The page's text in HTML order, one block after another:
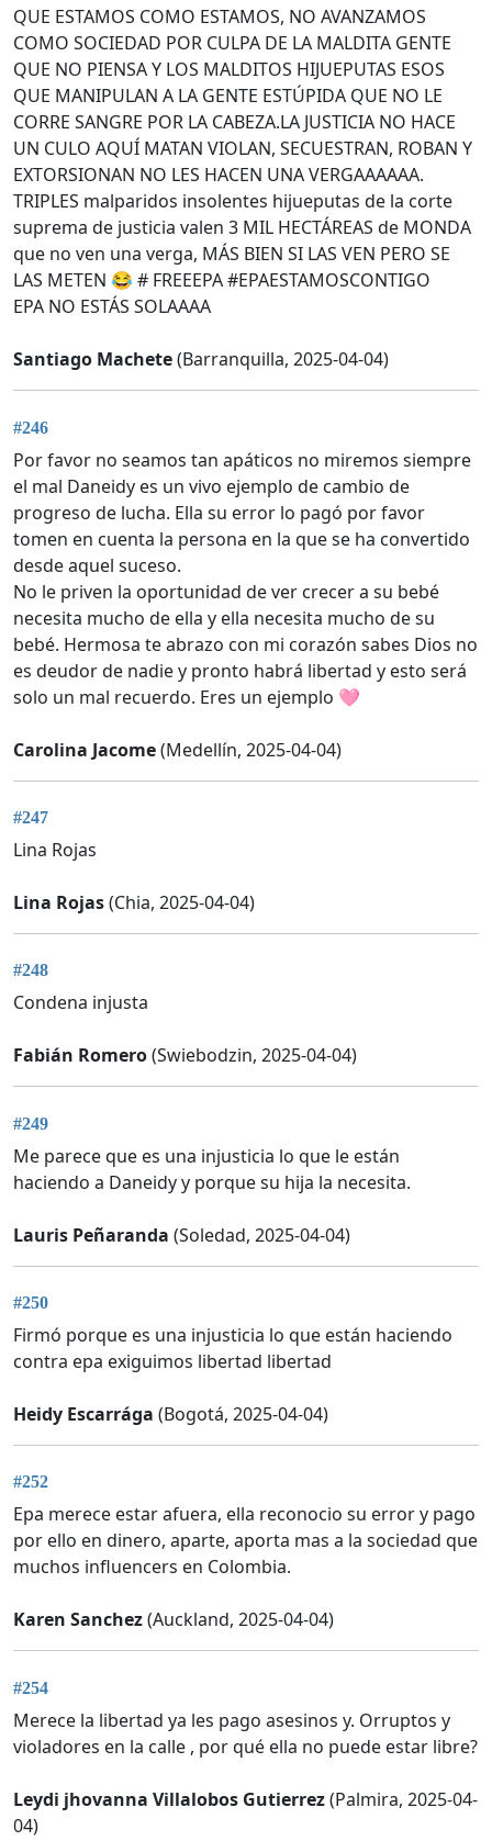
QUE ESTAMOS COMO ESTAMOS, NO AVANZAMOS
COMO SOCIEDAD POR CULPA DE LA MALDITA GENTE
QUE NO PIENSA Y LOS MALDITOS HIJUEPUTAS ESOS
QUE MANIPULAN A LA GENTE ESTÚPIDA QUE NO LE
CORRE SANGRE POR LA CABEZA.LA JUSTICIA NO HACE
UN CULO AQUÍ MATAN VIOLAN, SECUESTRAN, ROBAN Y
EXTORSIONAN NO LES HACEN UNA VERGAAAAAA.
TRIPLES malparidos insolentes hijueputas de la corte
suprema de justicia valen 3 MIL HECTÁREAS de MONDA
que no ven una verga, MÁS BIEN SI LAS VEN PERO SE
LAS METEN 😂 # FREEEPA #EPAESTAMOSCONTIGO
EPA NO ESTÁS SOLAAAA
Santiago Machete(Barranquilla, 2025-04-04)
#246
Por favor no seamos tan apáticos no miremos siempre
el mal Daneidy es un vivo ejemplo de cambio de
progreso de lucha. Ella su error lo pagó por favor
tomen en cuenta la persona en la que se ha convertido
desde aquel suceso.
No le priven la oportunidad de ver crecer a su bebé
necesita mucho de ella y ella necesita mucho de su
bebé. Hermosa te abrazo con mi corazón sabes Dios no
es deudor de nadie y pronto habrá libertad y esto será
solo un mal recuerdo. Eres un ejemplo 🩷
Carolina Jacome(Medellín, 2025-04-04)
#247
Lina Rojas
Lina Rojas(Chia, 2025-04-04)
#248
Condena injusta
Fabián Romero(Swiebodzin, 2025-04-04)
#249
Me parece que es una injusticia lo que le están
haciendo a Daneidy y porque su hija la necesita.
Lauris Peñaranda (Soledad, 2025-04-04)
#250
Firmó porque es una injusticia lo que están haciendo
contra epa exiguimos libertad libertad
Heidy Escarrága (Bogotá, 2025-04-04)
#252
Epa merece estar afuera, ella reconocio su error y pago
por ello en dinero, aparte, aporta mas a la sociedad que
muchos influencers en Colombia.
Karen Sanchez(Auckland, 2025-04-04)
#254
Merece la libertad ya les pago asesinos y. Orruptos y
violadores en la calle , por qué ella no puede estar libre?
Leydi jhovanna Villalobos Gutierrez(Palmira, 2025-04-
04)